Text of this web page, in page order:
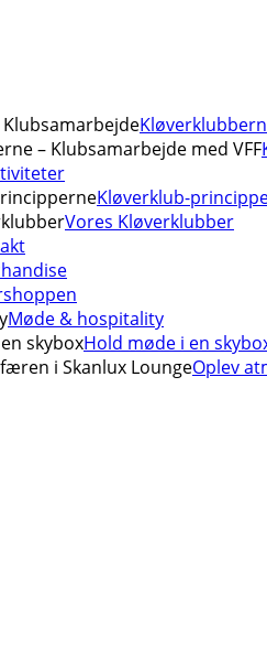
– Klubsamarbejde med VFF
Kløverklub-
Vores Kløverklubber
Møde & hospitality
skyboxHold møde i en
i Skanlux LoungeOplev